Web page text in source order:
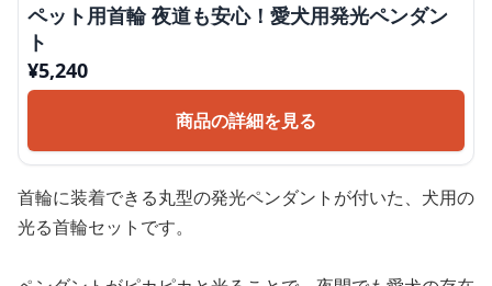
ペット用首輪 夜道も安心！愛犬用発光ペンダン
ト
¥5,240
商品の詳細を見る
首輪に装着できる丸型の発光ペンダントが付いた、犬用の
光る首輪セットです。